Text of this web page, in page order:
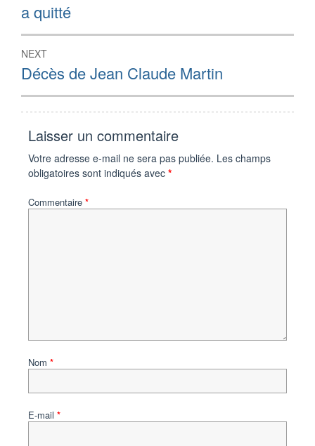
a quitté
NEXT
Next
post:
Décès de Jean Claude Martin
Laisser un commentaire
Votre adresse e-mail ne sera pas publiée. Les champs
obligatoires sont indiqués avec *
Commentaire *
Nom *
E-mail *